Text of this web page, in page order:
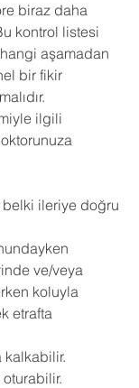
biraz daha
kontrol listesi
aşamadan
bir fikir
ilgili
ileriye doğru
ve/veya
koluyla
etrafta
kalkabilir.
oturabilir.